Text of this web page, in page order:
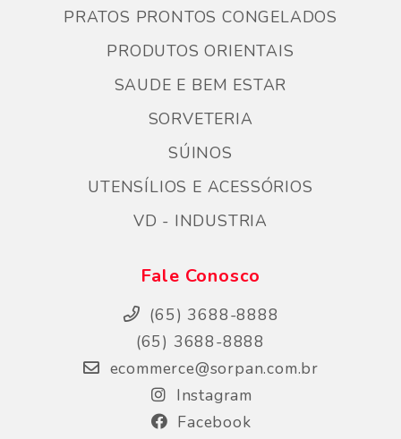
PRATOS PRONTOS CONGELADOS
PRODUTOS ORIENTAIS
SAUDE E BEM ESTAR
SORVETERIA
SÚINOS
UTENSÍLIOS E ACESSÓRIOS
VD - INDUSTRIA
Fale Conosco
(65) 3688-8888
(65) 3688-8888
ecommerce@sorpan.com.br
Instagram
Facebook